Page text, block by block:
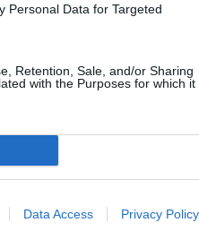
Personal Data for Targeted
Retention, Sale, and/or Sharing
with the Purposes for which it
Data Access Privacy Policy
descrivere il nostro dolore”
Tutti gli eventi